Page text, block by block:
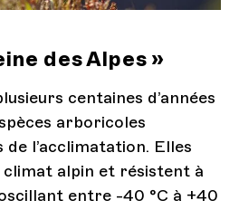
des Alpes »
centaines d’années
arboricoles
de l’acclimatation. Elles
alpin et résistent à
entre -40 °C à +40